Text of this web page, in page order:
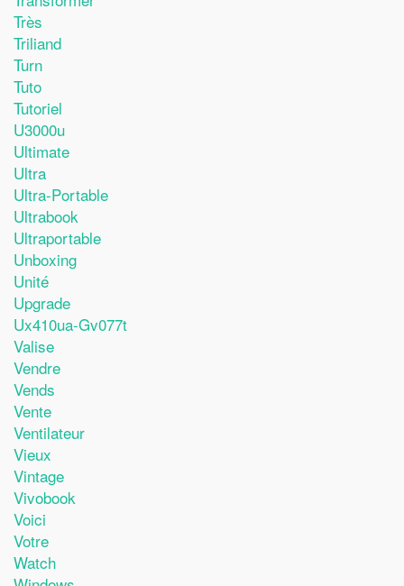
Très
Triliand
Turn
Tuto
Tutoriel
U3000u
Ultimate
Ultra
Ultra-Portable
Ultrabook
Ultraportable
Unboxing
Unité
Upgrade
Ux410ua-Gv077t
Valise
Vendre
Vends
Vente
Ventilateur
Vieux
Vintage
Vivobook
Voici
Votre
Watch